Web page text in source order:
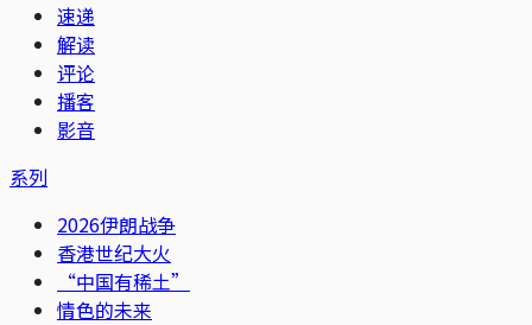
速递
解读
评论
播客
影音
系列
2026伊朗战争
香港世纪大火
“中国有稀土”
情色的未来